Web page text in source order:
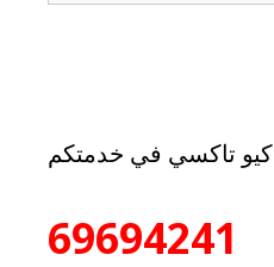
كيو تاكسي في خدمتكم
69694241